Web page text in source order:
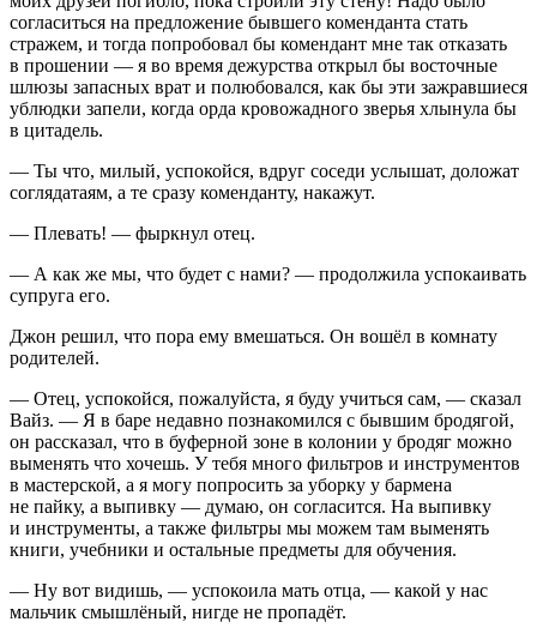
согласиться на предложение бывшего коменданта стать
стражем, и тогда попробовал бы комендант мне так отказать
в прошении — я во время дежурства открыл бы восточные
шлюзы запасных врат и полюбовался, как бы эти зажравшиеся
ублюдки запели, когда орда кровожадного зверья хлынула бы
в цитадель.
— Ты что, милый, успокойся, вдруг соседи услышат, доложат
соглядатаям, а те сразу коменданту, накажут.
— Плевать! — фыркнул отец.
— А как же мы, что будет с нами? — продолжила успокаивать
супруга его.
Джон решил, что пора ему вмешаться. Он вошёл в комнату
родителей.
— Отец, успокойся, пожалуйста, я буду учиться сам, — сказал
Вайз. — Я в баре недавно познакомился с бывшим бродягой,
он рассказал, что в буферной зоне в колонии у бродяг можно
выменять что хочешь. У тебя много фильтров и инструментов
в мастерской, а я могу попросить за уборку у бармена
не пайку, а выпивку — думаю, он согласится. На выпивку
и инструменты, а также фильтры мы можем там выменять
книги, учебники и остальные предметы для обучения.
— Ну вот видишь, — успокоила мать отца, — какой у нас
мальчик смышлёный, нигде не пропадёт.